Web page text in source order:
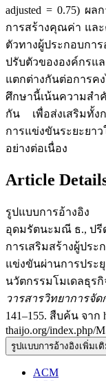
adjusted = 0.75) ผ
การสร้างคุณค่า และ
ตัวทางผู้ประกอบกา
ปรับตัวขององค์กร
แตกต่างกันต่อการค
ศึกษานี้เน้นความสำ
กัน เพื่อส่งเสริมทั้ง
การแข่งขันระยะยา
อย่างต่อเนื่อง
Article
รูปแบบการอ้างอิง
อุดมรัตนะมณี ธ., ปรี
การเสริมสร้างผู้ปร
แข่งขันผ่านการประ
นวัตกรรมโมเดลธุร
วารสารวิทยาการจั
141–155. สืบค้น จาก
thaijo.org/index.php/
รูปแบบการอ้างอิงเพิ่มเ
ACM